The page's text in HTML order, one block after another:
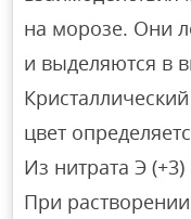
на морозе. Они
и выделяются в
Кристаллический
цвет
Из нитрата Э (+3)
При